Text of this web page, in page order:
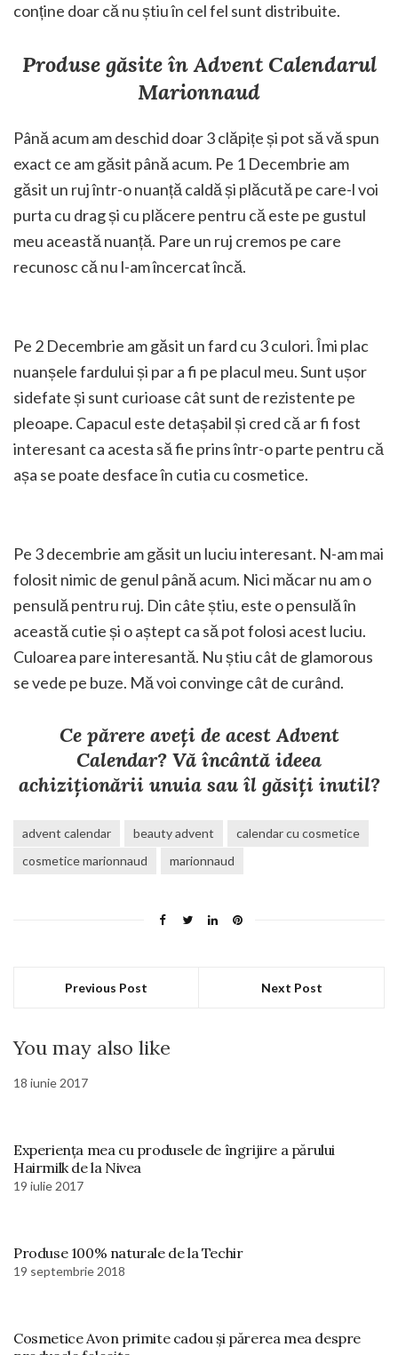
conține doar că nu știu în cel fel sunt distribuite.
Produse găsite în Advent Calendarul
Marionnaud
Până acum am deschid doar 3 clăpițe și pot să vă spun
exact ce am găsit până acum. Pe 1 Decembrie am
găsit un ruj într-o nuanță caldă și plăcută pe care-l voi
purta cu drag și cu plăcere pentru că este pe gustul
meu această nuanță. Pare un ruj cremos pe care
recunosc că nu l-am încercat încă.
Pe 2 Decembrie am găsit un fard cu 3 culori. Îmi plac
nuanșele fardului și par a fi pe placul meu. Sunt ușor
sidefate și sunt curioase cât sunt de rezistente pe
pleoape. Capacul este detașabil și cred că ar fi fost
interesant ca acesta să fie prins într-o parte pentru că
așa se poate desface în cutia cu cosmetice.
Pe 3 decembrie am găsit un luciu interesant. N-am mai
folosit nimic de genul până acum. Nici măcar nu am o
pensulă pentru ruj. Din câte știu, este o pensulă în
această cutie și o aștept ca să pot folosi acest luciu.
Culoarea pare interesantă. Nu știu cât de glamorous
se vede pe buze. Mă voi convinge cât de curând.
Ce părere aveți de acest Advent
Calendar? Vă încântă ideea
achiziționării unuia sau îl găsiți inutil?
advent calendar beauty advent
calendar cu cosmetice
cosmetice marionnaud
marionnaud
Previous Post Next Post
You may also like
18 iunie 2017
Experiența mea cu produsele de îngrijire a părului
Hairmilk de la Nivea
19 iulie 2017
Produse 100% naturale de la Techir
19 septembrie 2018
Cosmetice Avon primite cadou și părerea mea despre